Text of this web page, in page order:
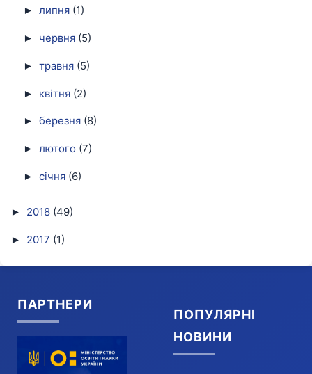
► липня (1)
► червня (5)
► травня (5)
► квітня (2)
► березня (8)
► лютого (7)
► січня (6)
► 2018 (49)
► 2017 (1)
ПАРТНЕРИ
ПОПУЛЯРНІ
НОВИНИ